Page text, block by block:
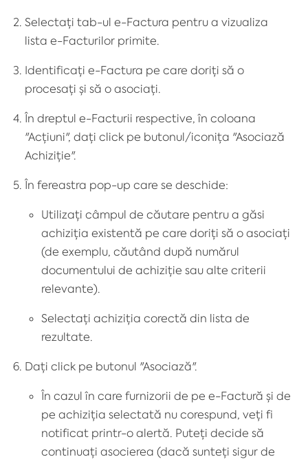
Selectați tab-ul e-Factura pentru a vizualiza
lista e-Facturilor primite.
Identificați e-Factura pe care doriți să o
procesați și să o asociați.
În dreptul e-Facturii respective, în coloana
"Acțiuni", dați click pe butonul/iconița "Asociază
Achiziție".
În fereastra pop-up care se deschide:
Utilizați câmpul de căutare pentru a găsi
achiziția existentă pe care doriți să o asociați
(de exemplu, căutând după numărul
documentului de achiziție sau alte criterii
relevante).
Selectați achiziția corectă din lista de
rezultate.
Dați click pe butonul "Asociază".
În cazul în care furnizorii de pe e-Factură și de
pe achiziția selectată nu corespund, veți fi
notificat printr-o alertă. Puteți decide să
continuați asocierea (dacă sunteți sigur de